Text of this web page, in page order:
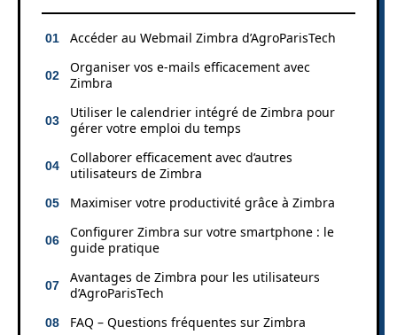
Accéder au Webmail Zimbra d’AgroParisTech
Organiser vos e-mails efficacement avec
Zimbra
Utiliser le calendrier intégré de Zimbra pour
gérer votre emploi du temps
Collaborer efficacement avec d’autres
utilisateurs de Zimbra
Maximiser votre productivité grâce à Zimbra
Configurer Zimbra sur votre smartphone : le
guide pratique
Avantages de Zimbra pour les utilisateurs
d’AgroParisTech
FAQ – Questions fréquentes sur Zimbra